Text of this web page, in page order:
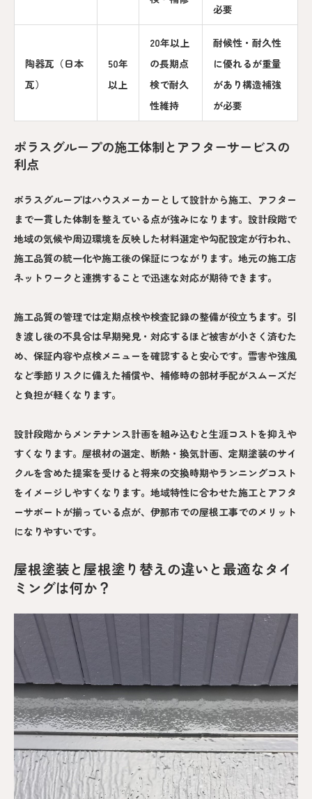
必要
陶器瓦（日本
瓦）
50年
以上
20年以上
の長期点
検で耐久
性維持
耐候性・耐久性
に優れるが重量
があり構造補強
が必要
ポラスグループの施工体制とアフターサービスの
利点
ポラスグループはハウスメーカーとして設計から施工、アフター
まで一貫した体制を整えている点が強みになります。設計段階で
地域の気候や周辺環境を反映した材料選定や勾配設定が行われ、
施工品質の統一化や施工後の保証につながります。地元の施工店
ネットワークと連携することで迅速な対応が期待できます。
施工品質の管理では定期点検や検査記録の整備が役立ちます。引
き渡し後の不具合は早期発見・対応するほど被害が小さく済むた
め、保証内容や点検メニューを確認すると安心です。雪害や強風
など季節リスクに備えた補償や、補修時の部材手配がスムーズだ
と負担が軽くなります。
設計段階からメンテナンス計画を組み込むと生涯コストを抑えや
すくなります。屋根材の選定、断熱・換気計画、定期塗装のサイ
クルを含めた提案を受けると将来の交換時期やランニングコスト
をイメージしやすくなります。地域特性に合わせた施工とアフタ
ーサポートが揃っている点が、伊那市での屋根工事でのメリット
になりやすいです。
屋根塗装と屋根塗り替えの違いと最適なタイ
ミングは何か？